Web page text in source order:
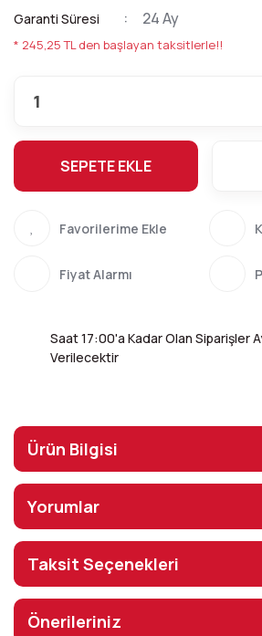
Garanti Süresi 24 Ay
* 245,25 TL den başlayan taksitlerle!!
SEPETE EKLE
Fiyat Alarmı
Saat 17:00'a Kadar Olan Siparişler
Verilecektir
Ürün Bilgisi
Yorumlar
Taksit Seçenekleri
Önerileriniz